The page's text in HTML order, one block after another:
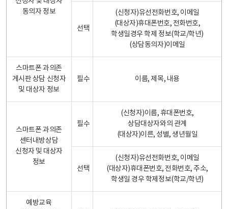
동의자 정보
선택
(신청자)유선전화번호, 이메일
(대상자)휴대폰번호, 전화번호,
학생일경우 학제 정보(학교/학년)
(상담동의자)이메일
스마트폰 과의존
게시판 상담 신청자
및 대상자 정보
필수 이름, 제목, 내용
스마트폰 과의존
센터내방상담
신청자 및 대상자
정보
필수
(신청자)이름, 휴대폰번호,
상담대상자와의 관계
(대상자)이른, 성별, 생년월일
선택
(신청자)유선전화번호, 이메일
(대상자)휴대폰번호, 전화번호, 주소,
학생일 경우 학제정보(학교/학년)
예방교육